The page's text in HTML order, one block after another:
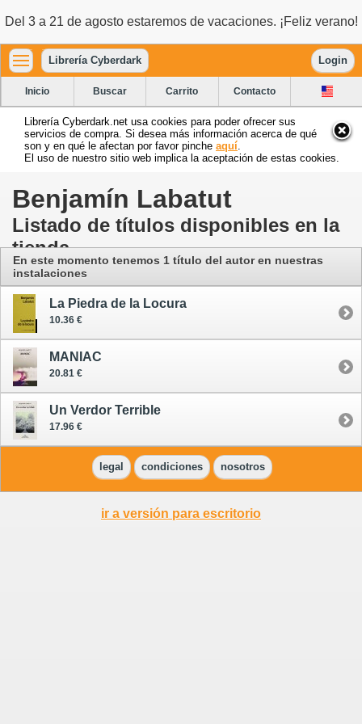
Del 3 a 21 de agosto estaremos de vacaciones. ¡Feliz verano!
Librería Cyberdark Login
Inicio Buscar Carrito Contacto
Librería Cyberdark.net usa cookies para poder ofrecer sus
servicios de compra. Si desea más información acerca de qué
son y en qué le afectan por favor pinche aquí
El uso de nuestro sitio web implica la aceptación de estas cookies.
Benjamín Labatut
Listado de títulos disponibles en la
tienda
En este momento tenemos 1 título del autoren nuestras
instalaciones
La Piedra de la Locura
10.36 €
MANIAC
20.81 €
Un Verdor Terrible
17.96 €
legal condiciones nosotros
ir a versión para escritorio